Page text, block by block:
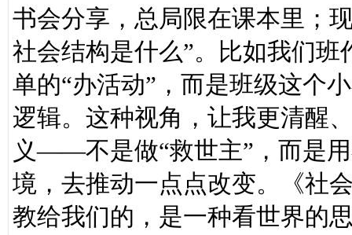
书会分享，总局限在课本里；
社会结构是什么”。比如我们
单的“办活动”，而是班级这个
逻辑。这种视角，让我更清醒
义——不是做“救世主”，而是
境，去推动一点点改变。《社
教给我们的，是一种看世界的